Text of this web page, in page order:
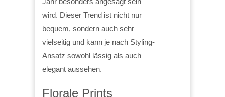
wird. Dieser Trend ist nicht nur
bequem, sondern auch sehr
vielseitig und kann je nach Styling-
Ansatz sowohl lässig als auch
elegant aussehen.
Florale Prints